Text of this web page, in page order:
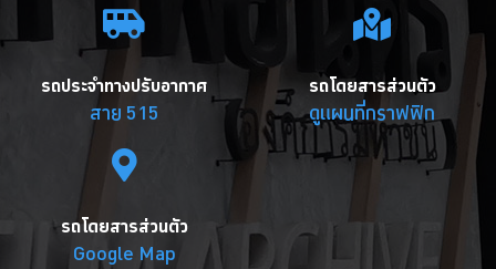
รถประจำทางปรับอากาศ
สาย 515
รถโดยสารส่วนตัว
ดูแผนที่กราฟฟิก
รถโดยสารส่วนตัว
Google Map